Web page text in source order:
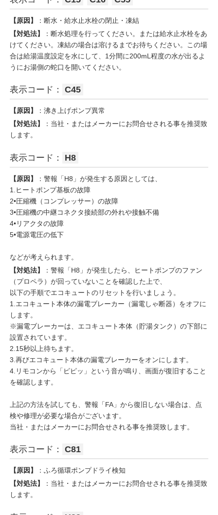
【原因】
：断水・給水止水栓の閉止・凍結
【対処法】
：断水処理を行ってください。または給水止水栓をあ
けてください。凍結の場合は溶けるまでお待ちください。この場
合は給湯温度設定を水にして、1分間に200mL程度の水が出るよ
うにお湯側の蛇口を開いてください。
表示コード： C45
【原因】
：沸き上げポンプ異常
【対処法】
：当社・またはメーカーにお問合せされる事を推奨致
します。
表示コード： H8
【原因】
：警報「H8」が発生する原因としては、
1.ヒートポンプ基板の故障
2•圧縮機（コンプレッサー）の故障
3•圧縮機の中継コネクタ接続部の外れや接触不備
4•リアクタの故障
5•電源電圧の低下
などが考えられます。
【対処法】
：警報「H8」が発生したら、ヒートポンプのファン
（プロペラ）が回っていないことを確認した上で、
以下の手順でエコキュートのリセットを行いましょう。
1.エコキュート本体の漏電ブレーカー（漏電しゃ断器）をオフに
します。
※漏電ブレーカーは、エコキュート本体（貯湯タンク）の下部に
設置されています。
2.15秒以上待ちます。
3.再びエコキュート本体の漏電ブレーカーをオンにします。
4.リモコンから「ピピッ」という音が鳴り、画面が復旧すること
を確認します。
上記の方法を試しても、警報「FA」から復旧しない場合は、点
検や修理が必要な場合がございます。
当社・またはメーカーにお問合せされる事を推奨致します。
表示コード： C81
【原因】
：ふろ循環ポンプドライ検知
【対処法】
：当社・またはメーカーにお問合せされる事を推奨致
します。